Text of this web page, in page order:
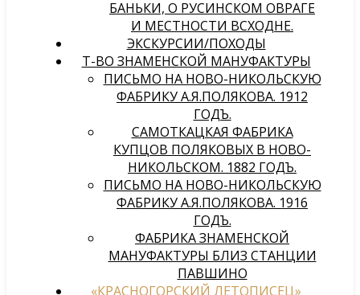
БАНЬКИ, О РУСИНСКОМ ОВРАГЕ
И МЕСТНОСТИ ВСХОДНЕ.
ЭКСКУРСИИ/ПОХОДЫ
Т-ВО ЗНАМЕНСКОЙ МАНУФАКТУРЫ
ПИСЬМО НА НОВО-НИКОЛЬСКУЮ
ФАБРИКУ А.Я.ПОЛЯКОВА. 1912
ГОДЪ.
САМОТКАЦКАЯ ФАБРИКА
КУПЦОВ ПОЛЯКОВЫХ В НОВО-
НИКОЛЬСКОМ. 1882 ГОДЪ.
ПИСЬМО НА НОВО-НИКОЛЬСКУЮ
ФАБРИКУ А.Я.ПОЛЯКОВА. 1916
ГОДЪ.
ФАБРИКА ЗНАМЕНСКОЙ
МАНУФАКТУРЫ БЛИЗ СТАНЦИИ
ПАВШИНО
«КРАСНОГОРСКИЙ ЛЕТОПИСЕЦ»